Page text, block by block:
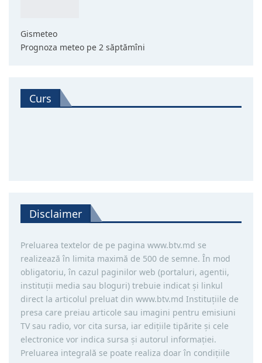
Gismeteo
Prognoza meteo pe 2 săptămîni
Curs
Disclaimer
Preluarea textelor de pe pagina www.btv.md se
realizează în limita maximă de 500 de semne. În mod
obligatoriu, în cazul paginilor web (portaluri, agentii,
instituţii media sau bloguri) trebuie indicat şi linkul
direct la articolul preluat din www.btv.md Instituţiile de
presa care preiau articole sau imagini pentru emisiuni
TV sau radio, vor cita sursa, iar ediţiile tipărite și cele
electronice vor indica sursa şi autorul informaţiei.
Preluarea integrală se poate realiza doar în condiţiile